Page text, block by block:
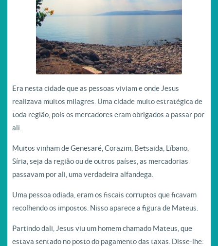
Era nesta cidade que as pessoas viviam e onde Jesus
realizava muitos milagres. Uma cidade muito estratégica de
toda região, pois os mercadores eram obrigados a passar por
ali.
Muitos vinham de Genesaré, Corazim, Betsaida, Líbano,
Síria, seja da região ou de outros países, as mercadorias
passavam por ali, uma verdadeira alfandega.
Uma pessoa odiada, eram os fiscais corruptos que ficavam
recolhendo os impostos. Nisso aparece a figura de Mateus.
Partindo dali, Jesus viu um homem chamado Mateus, que
estava sentado no posto do pagamento das taxas. Disse-lhe: